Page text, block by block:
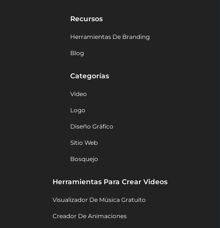
Recursos
Herramientas De Branding
Blog
Categorías
Vídeo
Logo
Diseño Gráfico
Sitio Web
Bosquejo
Herramientas Para Crear Videos
Visualizador De Música Gratuito
Creador De Animaciones